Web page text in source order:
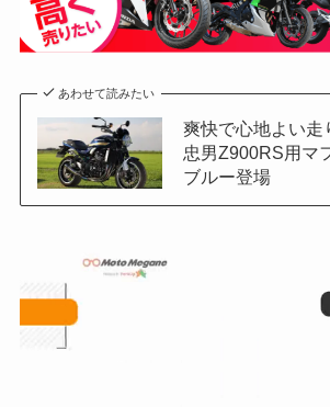
あわせて読みたい
爽快で心地よい走
忠男Z900RS用マ
ブルー登場